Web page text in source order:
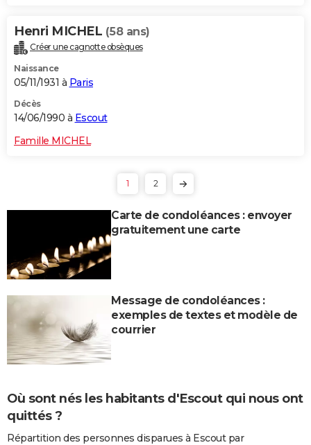
Henri MICHEL (58 ans)
Créer une cagnotte obsèques
Naissance
05/11/1931 à Paris
Décès
14/06/1990 à Escout
Famille MICHEL
1 2
Carte de condoléances : envoyer
gratuitement une carte
Message de condoléances :
exemples de textes et modèle de
courrier
Où sont nés les habitants d'Escout qui nous ont
quittés ?
Répartition des personnes disparues à Escout par